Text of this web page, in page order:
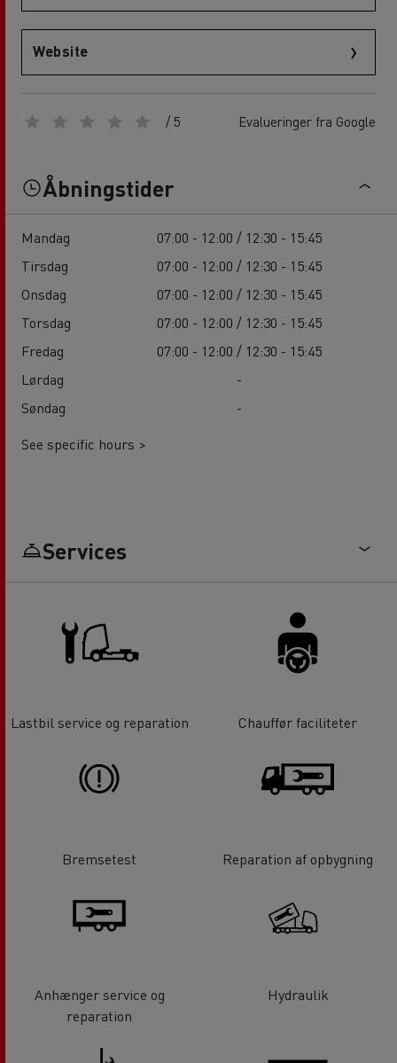
Website
/ 5 Evalueringer fra Google
Åbningstider
Mandag
07:00 - 12:00 / 12:30 - 15:45
Tirsdag
07:00 - 12:00 / 12:30 - 15:45
Onsdag
07:00 - 12:00 / 12:30 - 15:45
Torsdag
07:00 - 12:00 / 12:30 - 15:45
Fredag
07:00 - 12:00 / 12:30 - 15:45
Lørdag
-
Søndag
-
See specific hours >
Services
Lastbil service og reparation Chauffør faciliteter
Bremsetest Reparation af opbygning
Anhænger service og
reparation
Hydraulik